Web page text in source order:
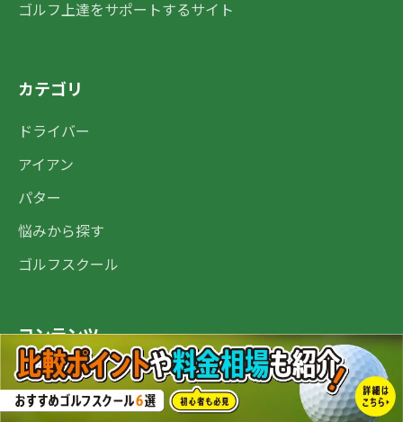
ゴルフ上達をサポートするサイト
カテゴリ
ドライバー
アイアン
パター
悩みから探す
ゴルフスクール
コンテンツ
ゴルフ用品
中古・買取り